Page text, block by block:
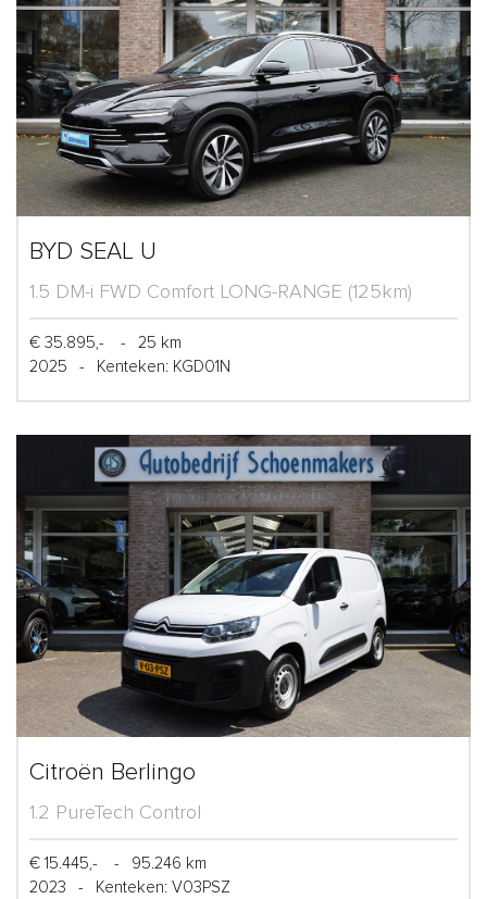
BYD SEAL U
1.5 DM-i FWD Comfort LONG-RANGE (125km)
€ 35.895,- -
25 km
2025
- Kenteken: KGD01N
Citroën Berlingo
1.2 PureTech Control
€ 15.445,- -
95.246 km
2023
- Kenteken: V03PSZ